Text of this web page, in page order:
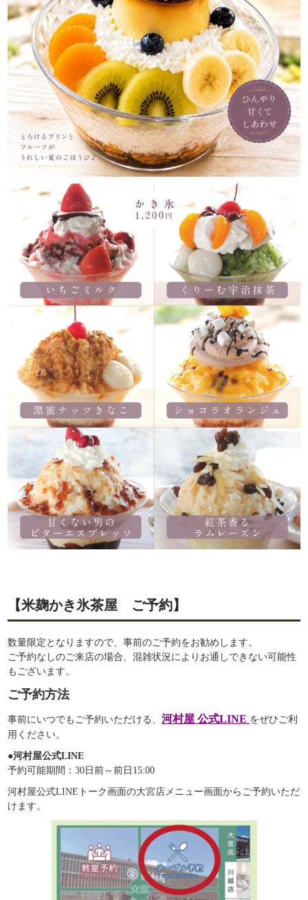
【米麹かき氷茶屋 ご予約】
数量限定となりますので、事前のご予約をお勧めします。
ご予約なしのご来店の場合、混雑状況によりお通しできない可能性
もございます。
ご予約方法
事前にいつでもご予約いただける、河村屋 公式LINE をぜひご利
用ください。
●河村屋公式LINE
予約可能期間：30日前～前日15:00
河村屋公式LINEトーク画面の大宮店メニュー画面からご予約いただ
けます。